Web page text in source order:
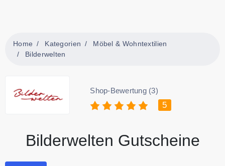
Home Kategorien
Möbel & Wohntextilien
Bilderwelten
Shop-Bewertung (3)
5
Bilderwelten Gutscheine